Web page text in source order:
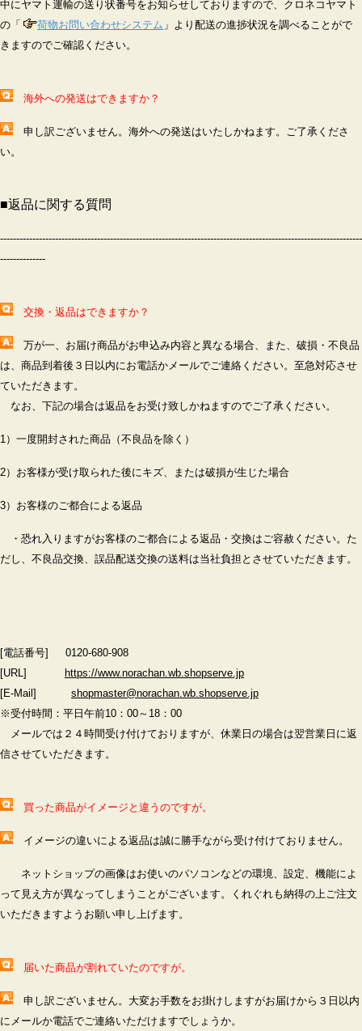
中にヤマト運輸の送り状番号をお知らせしておりますので、クロネコヤマト
の「
荷物お問い合わせシステム 」より配送の進捗状況を調べることがで
きますのでご確認ください。
海外への発送はできますか？
申し訳ございません。海外への発送はいたしかねます。ご了承くださ
い。
■返品に関する質問
----------------------------------------------------------------------------------------------------------------
--------------
交換・返品はできますか？
万が一、お届け商品がお申込み内容と異なる場合、また、破損・不良品
は、商品到着後３日以内にお電話かメールでご連絡ください。至急対応させ
ていただきます。
なお、下記の場合は返品をお受け致しかねますのでご了承ください。
1）一度開封された商品（不良品を除く）
2）お客様が受け取られた後にキズ、または破損が生じた場合
3）お客様のご都合による返品
・恐れ入りますがお客様のご都合による返品・交換はご容赦ください。た
だし、不良品交換、誤品配送交換の送料は当社負担とさせていただきます。
[電話番号]
0120-680-908
[URL]
https://www.norachan.wb.shopserve.jp
[E-Mail] shopmaster@norachan.wb.shopserve.jp
※受付時間：平日午前10：00～18：00
メールでは２４時間受け付けておりますが、休業日の場合は翌営業日に返
信させていただきます。
買った商品がイメージと違うのですが。
イメージの違いによる返品は誠に勝手ながら受け付けておりません。
ネットショップの画像はお使いのパソコンなどの環境、設定、機能によ
って見え方が異なってしまうことがございます。
くれぐれも納得の上ご注文
いただきますようお願い申し上げます。
届いた商品が割れていたのですが。
申し訳ございません。大変お手数をお掛けしますがお届けから３日以内
にメールか電話でご連絡いただけますでしょうか。